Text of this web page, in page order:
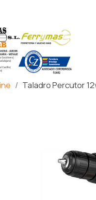
Taladro Percutor